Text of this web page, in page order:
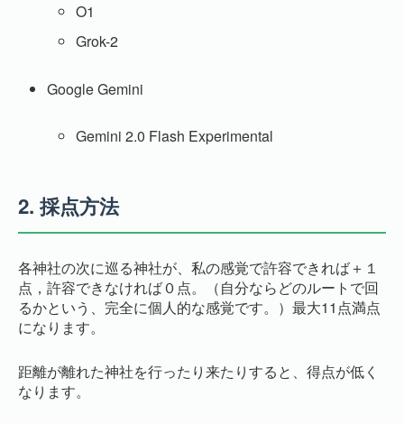
O1
Grok-2
Google Gemini
Gemini 2.0 Flash Experimental
2. 採点方法
各神社の次に巡る神社が、私の感覚で許容できれば＋１
点，許容できなければ０点。（自分ならどのルートで回
るかという、完全に個人的な感覚です。）最大11点満点
になります。
距離が離れた神社を行ったり来たりすると、得点が低く
なります。